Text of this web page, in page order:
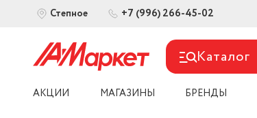
Степное +7 (996) 266-45-02
Каталог
АКЦИИ МАГАЗИНЫ БРЕНДЫ